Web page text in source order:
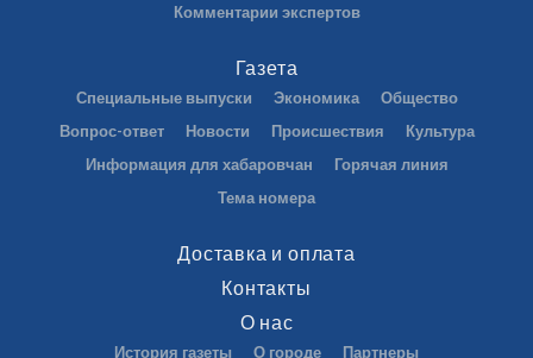
Комментарии экспертов
Газета
Специальные выпуски Экономика
Общество
Вопрос-ответ
Новости Происшествия
Культура
Информация для хабаровчан
Горячая линия
Тема номера
Доставка и оплата
Контакты
О нас
История газеты О городе
Партнеры